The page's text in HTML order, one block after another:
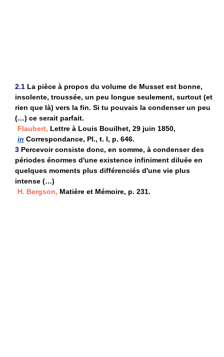
2.1 La pièce à propos du volume de Musset est bonne,
insolente, troussée, un peu longue seulement, surtout (et
rien que là) vers la fin. Si tu pouvais la condenser un peu
(…) ce serait parfait.
Flaubert, Lettre à Louis Bouilhet, 29 juin 1850,
in Correspondance, Pl., t. I, p. 646.
3 Percevoir consiste donc, en somme, à condenser des
périodes énormes d'une existence infiniment diluée en
quelques moments plus différenciés d'une vie plus
intense (…)
H. Bergson, Matière et Mémoire, p. 231.